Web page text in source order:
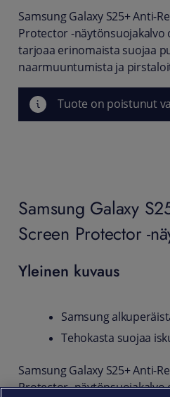
Samsung Galaxy S25+ Anti-
Protector -näytönsuojakalvo
tarjoaa erinomaista suojaa
naarmuuntumista ja
Tuote on poistunut
Samsung Galaxy
Screen Protector -
Yleinen kuvaus
Samsung
Tehokasta suojaa
Samsung Galaxy S25+ Anti-
Protector -näytönsuojakalvo